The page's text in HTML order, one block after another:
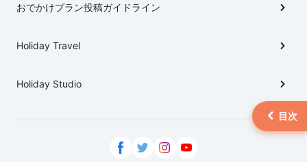
[keyword_link:エキスポシティ アクセ
おでかけプラン投稿ガイドライン
Holiday Travel
Holiday Studio